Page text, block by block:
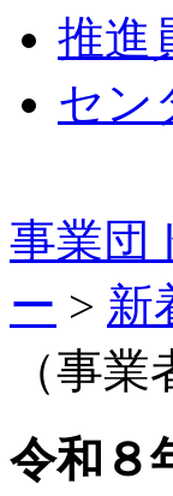
推進
セン
事業団
ー > 新
（事
令和８